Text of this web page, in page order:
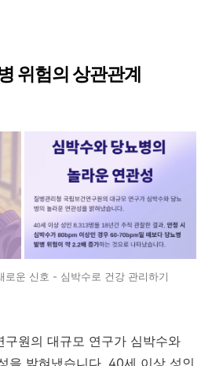
위험의 상관관계
로운 신호 - 심박수로 건강 관리하기
구원의 대규모 연구가 심박수와
을 밝혀냈습니다. 40세 이상 성인